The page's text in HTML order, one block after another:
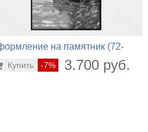
на памятник (72-
-7% 3.700 руб.
Купить